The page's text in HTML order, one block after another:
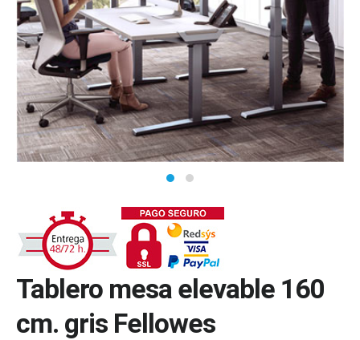
Tablero mesa elevable 160
cm. gris Fellowes